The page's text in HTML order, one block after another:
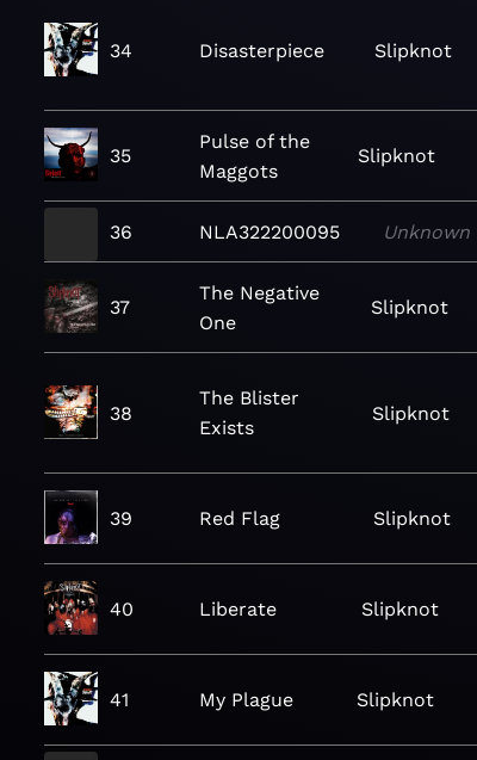
34 Disasterpiece Slipknot
35
Pulse of the
Maggots
Slipknot
36 NLA322200095 Unknown
37
The Negative
One
Slipknot
38
The Blister
Exists
Slipknot
39 Red Flag Slipknot
40 Liberate Slipknot
41 My Plague Slipknot